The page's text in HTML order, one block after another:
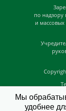
по надзору
и
Мы
удобнее